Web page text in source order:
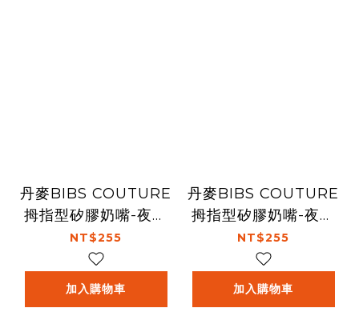
丹麥BIBS COUTURE
拇指型矽膠奶嘴-夜光
腮紅
NT$255
加入購物車
丹麥BIBS COUTURE
拇指型矽膠奶嘴-夜光
雲灰
NT$255
加入購物車